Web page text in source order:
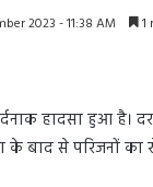
2023 - 11:38 AM 1
हादसा हुआ है।
बाद से परिजनों का